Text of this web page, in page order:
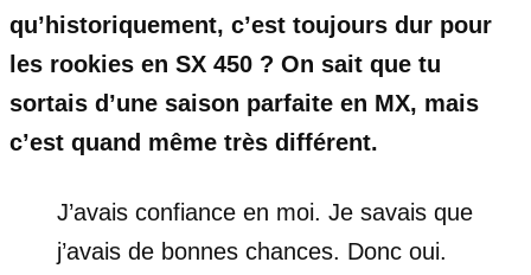
qu’historiquement, c’est toujours dur pour
les rookies en SX 450 ? On sait que tu
sortais d’une saison parfaite en MX, mais
c’est quand même très différent.
J’avais confiance en moi. Je savais que
j’avais de bonnes chances. Donc oui.